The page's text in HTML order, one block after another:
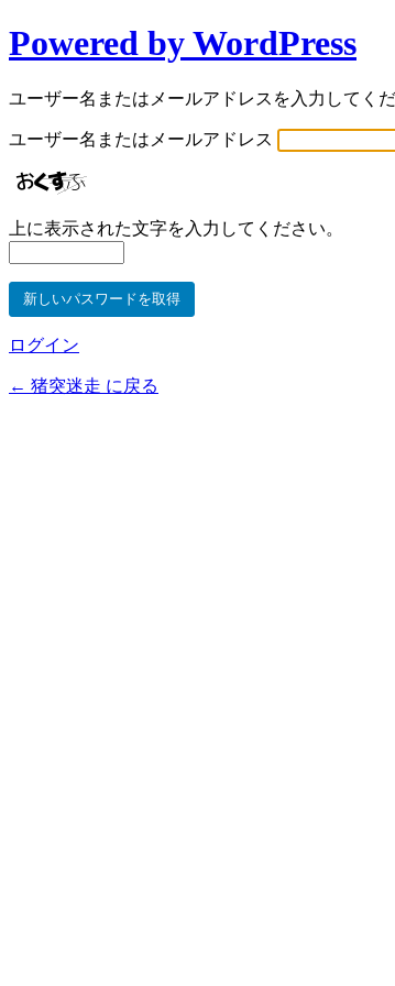
Powered by WordPress
ユーザー名またはメールアドレスを入力してく
ユーザー名またはメールアドレス
上に表示された文字を入力してください。
ログイン
← 猪突迷走 に戻る